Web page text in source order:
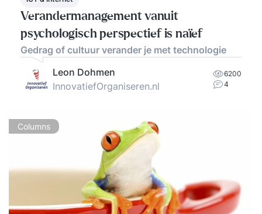
Verandermanagement vanuit
psychologisch perspectief is naïef
Gedrag of cultuur verander je met technologie
Leon Dohmen
InnovatiefOrganiseren.nl
6200
4
Columns